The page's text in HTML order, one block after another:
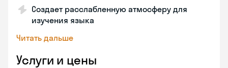
Создает расслабленную атмосферу для
изучения языка
Читать дальше
Услуги и цены